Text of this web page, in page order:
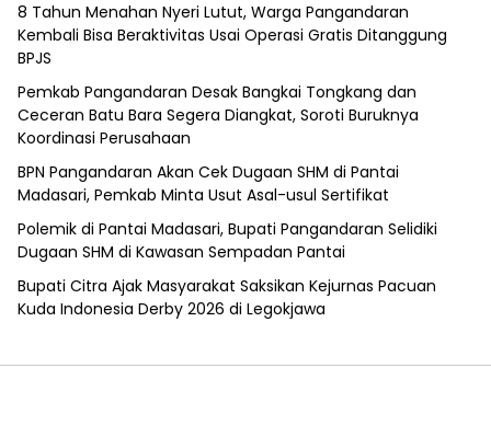
8 Tahun Menahan Nyeri Lutut, Warga Pangandaran
Kembali Bisa Beraktivitas Usai Operasi Gratis Ditanggung
BPJS
Pemkab Pangandaran Desak Bangkai Tongkang dan
Ceceran Batu Bara Segera Diangkat, Soroti Buruknya
Koordinasi Perusahaan
BPN Pangandaran Akan Cek Dugaan SHM di Pantai
Madasari, Pemkab Minta Usut Asal-usul Sertifikat
Polemik di Pantai Madasari, Bupati Pangandaran Selidiki
Dugaan SHM di Kawasan Sempadan Pantai
Bupati Citra Ajak Masyarakat Saksikan Kejurnas Pacuan
Kuda Indonesia Derby 2026 di Legokjawa